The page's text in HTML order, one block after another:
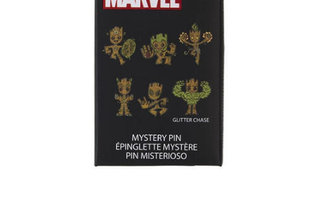
กิจกรรมและงานคราฟท์
ตุ๊กตาและของสะสม
อุปกรณ์อิเล็คทรอนิกส์
Blokees บล็อคคีส์